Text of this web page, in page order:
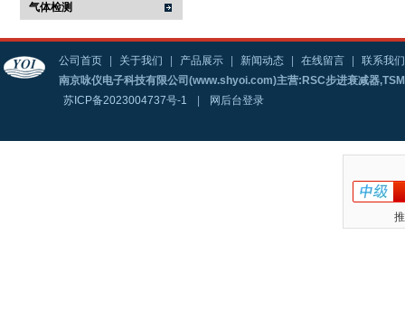
气体检测
公司首页 关于我们 产品展示 新闻动态 在线留言
联系我们
南京咏仪电子科技有限公司(www.shyoi.com)主营:RSC步进衰减器
苏ICP备2023004737号-1
网后台登录